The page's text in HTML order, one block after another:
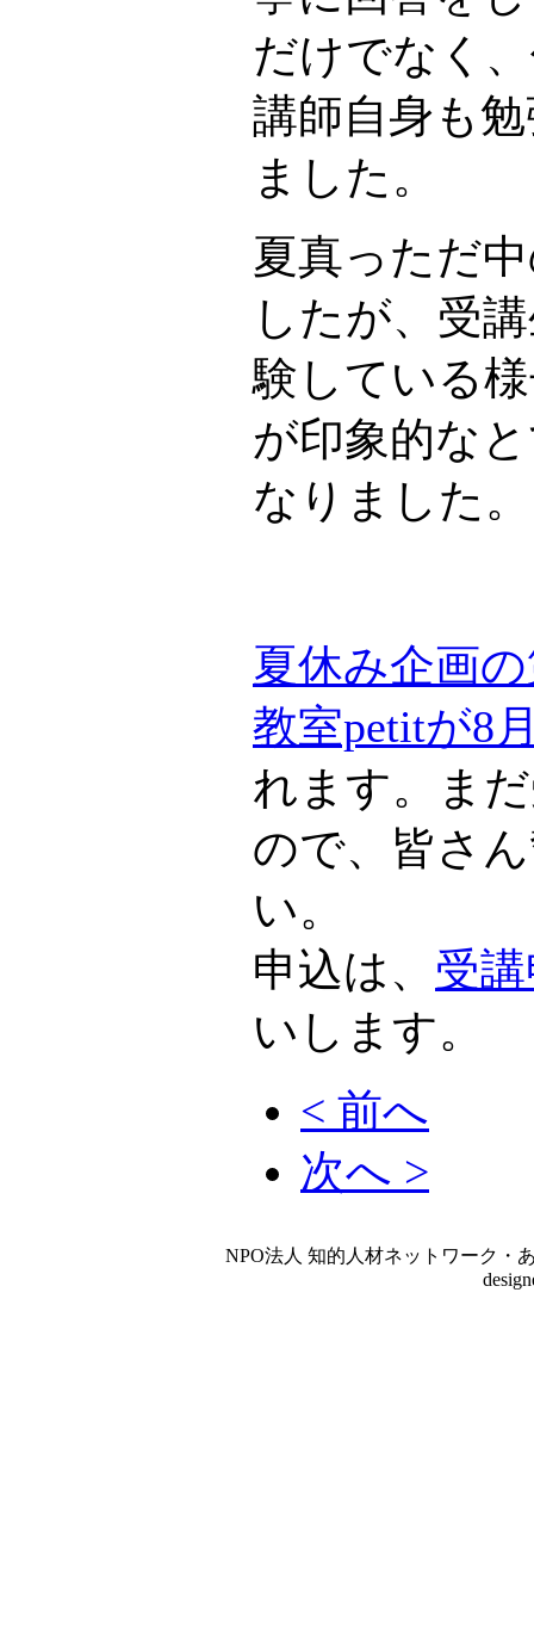
だけでなく
講師自身も
ました。
夏真っただ
したが、受
験している
が印象的な
なりました。
夏休み企画
教室petitが8
れます。ま
ので、皆さ
い。
申込は、 受
いします。
< 前へ
次へ >
NPO法人 知的人材ネットワーク・